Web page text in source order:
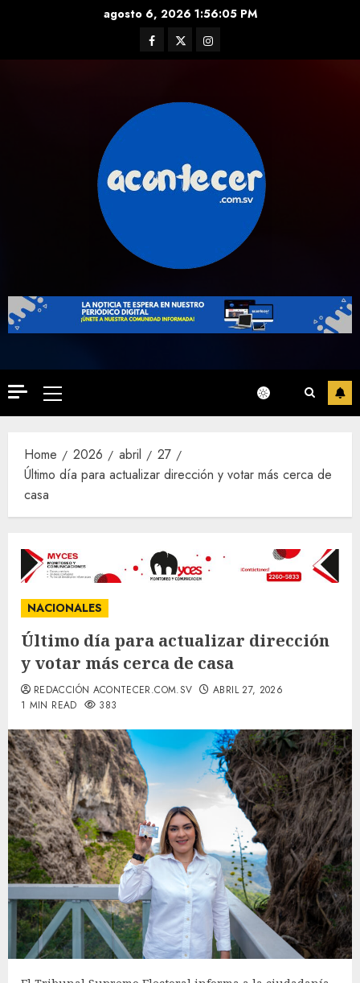
agosto 6, 2026 1:56:06 PM
Facebook
TwitterInstagram
Primary
Menu
Home 2026 abril
27
Último día para actualizar dirección y votar más cerca de
casa
NACIONALES
Último día para actualizar dirección
y votar más cerca de casa
REDACCIÓN ACONTECER.COM.SV
ABRIL 27, 2026
1 MIN READ
383